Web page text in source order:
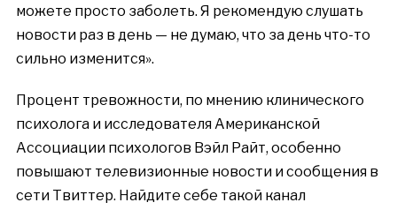
можете просто заболеть. Я рекомендую слушать
новости раз в день — не думаю, что за день что-то
сильно изменится».
Процент тревожности, по мнению клинического
психолога и исследователя Американской
Ассоциации психологов Вэйл Райт, особенно
повышают телевизионные новости и сообщения в
сети Твиттер. Найдите себе такой канал